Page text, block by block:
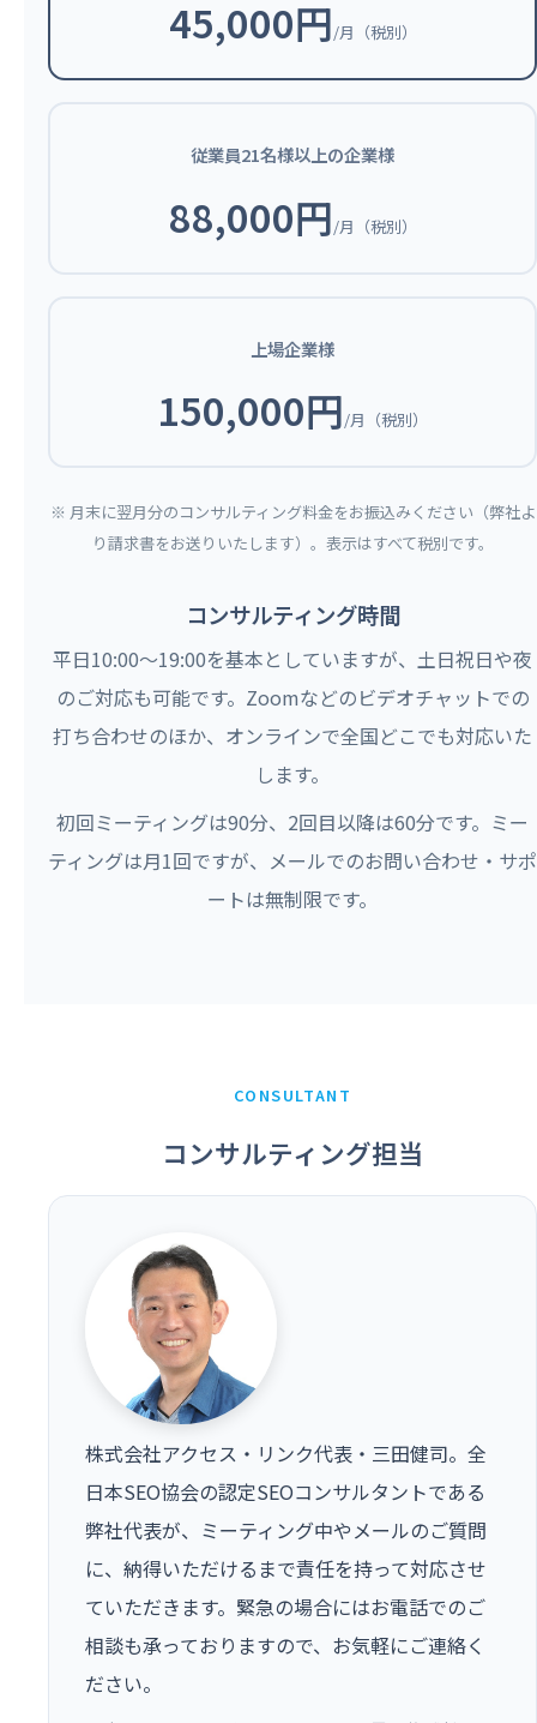
45,000円/月（税別）
従業員21名様以上の企業様
88,000円/月（税別）
上場企業様
150,000円/月（税別）
※ 月末に翌月分のコンサルティング料金をお振込みください（弊社よ
り請求書をお送りいたします）。表示はすべて税別です。
コンサルティング時間
平日10:00〜19:00を基本としていますが、土日祝日や夜
のご対応も可能です。Zoomなどのビデオチャットでの
打ち合わせのほか、オンラインで全国どこでも対応いた
します。
初回ミーティングは90分、2回目以降は60分です。ミー
ティングは月1回ですが、メールでのお問い合わせ・サポ
ートは無制限です。
CONSULTANT
コンサルティング担当
株式会社アクセス・リンク代表・三田健司。全
日本SEO協会の認定SEOコンサルタントである
弊社代表が、ミーティング中やメールのご質問
に、納得いただけるまで責任を持って対応させ
ていただきます。緊急の場合にはお電話でのご
相談も承っておりますので、お気軽にご連絡く
ださい。